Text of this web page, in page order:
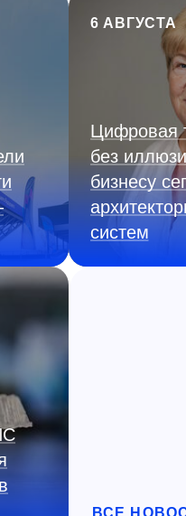
6 АВГУСТА
Цифровая
без
бизнесу
систем
ВСЕ